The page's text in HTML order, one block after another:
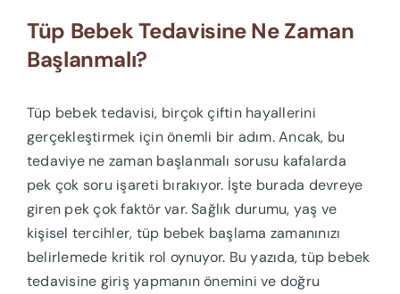
Tüp Bebek Tedavisine Ne Zaman
Başlanmalı?
Tüp bebek tedavisi, birçok çiftin hayallerini
gerçekleştirmek için önemli bir adım. Ancak, bu
tedaviye ne zaman başlanmalı sorusu kafalarda
pek çok soru işareti bırakıyor. İşte burada devreye
giren pek çok faktör var. Sağlık durumu, yaş ve
kişisel tercihler, tüp bebek başlama zamanınızı
belirlemede kritik rol oynuyor. Bu yazıda, tüp bebek
tedavisine giriş yapmanın önemini ve doğru